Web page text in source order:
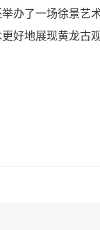
办了一场徐景艺
好地展现黄龙古